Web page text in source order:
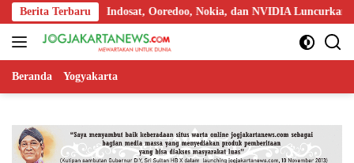
Langsung
ke
konten
Berita TerbaruIndosat, Ooredoo, Nokia, dan NVIDIA Luncurkan Zankore,
Beranda Yogyakarta